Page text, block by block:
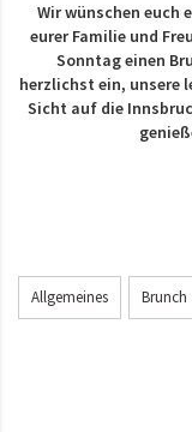
Wir wünschen euch
eurer Familie und
Sonntag einen
herzlichst ein, unsere
Sicht auf die
Allgemeines Brunch